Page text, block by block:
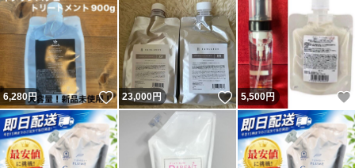
6,280円 いいね！
23,000円 いいね！
5,500円